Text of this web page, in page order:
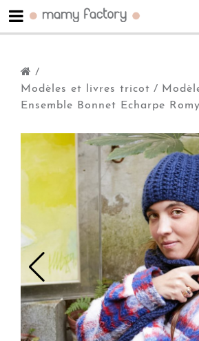
/
Modèles et livres tricot /
Ensemble Bonnet Echarpe Romy